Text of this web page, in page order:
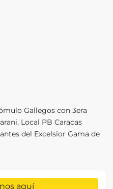
Gallegos con 3era
Local PB Caracas
del Excelsior Gama de
aquí